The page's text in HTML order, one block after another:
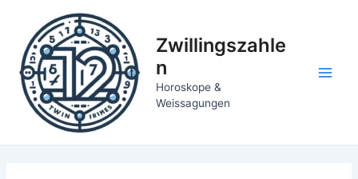
springen
Zwillingszahle
n
Horoskope &
Weissagungen